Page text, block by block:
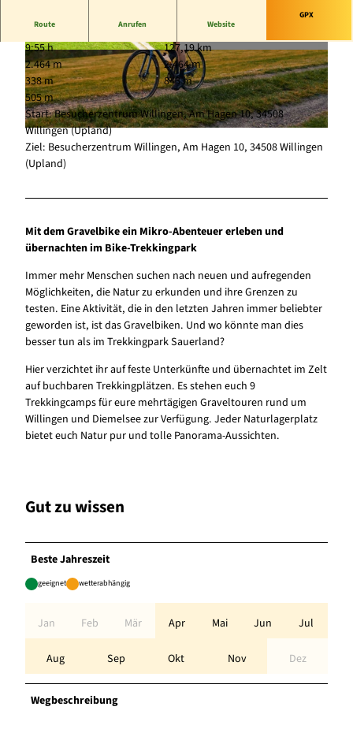
© Paul Masukowitz Photography |
© Trekkingpark Sauerland, Fotograf phototrave
llers.de |
CC-BY-SA
© Trekkingpark Sauerland, Fotograf phototrave
llers.de |CC-BY-SA
Route Anrufen Website
GPX
9:55 h
127,19 km
2.464 m
2.464 m
338 m
843 m
505 m
Start: Besucherzentrum Willingen, Am Hagen 10, 34508
Willingen (Upland)
Ziel: Besucherzentrum Willingen, Am Hagen 10, 34508 Willingen
(Upland)
Mit dem Gravelbike ein Mikro-Abenteuer erleben und
übernachten im Bike-Trekkingpark
Immer mehr Menschen suchen nach neuen und aufregenden
Möglichkeiten, die Natur zu erkunden und ihre Grenzen zu
testen. Eine Aktivität, die in den letzten Jahren immer beliebter
geworden ist, ist das Gravelbiken. Und wo könnte man dies
besser tun als im Trekkingpark Sauerland?
Hier verzichtet ihr auf feste Unterkünfte und übernachtet im Zelt
auf buchbaren Trekkingplätzen. Es stehen euch 9
Trekkingcamps für eure mehrtägigen Graveltouren rund um
Willingen und Diemelsee zur Verfügung. Jeder Naturlagerplatz
bietet euch Natur pur und tolle Panorama-Aussichten.
Gut zu wissen
Beste Jahreszeit
geeignet wetterabhängig
Jan Feb Mär Apr Mai Jun Jul
Aug Sep Okt Nov Dez
Wegbeschreibung